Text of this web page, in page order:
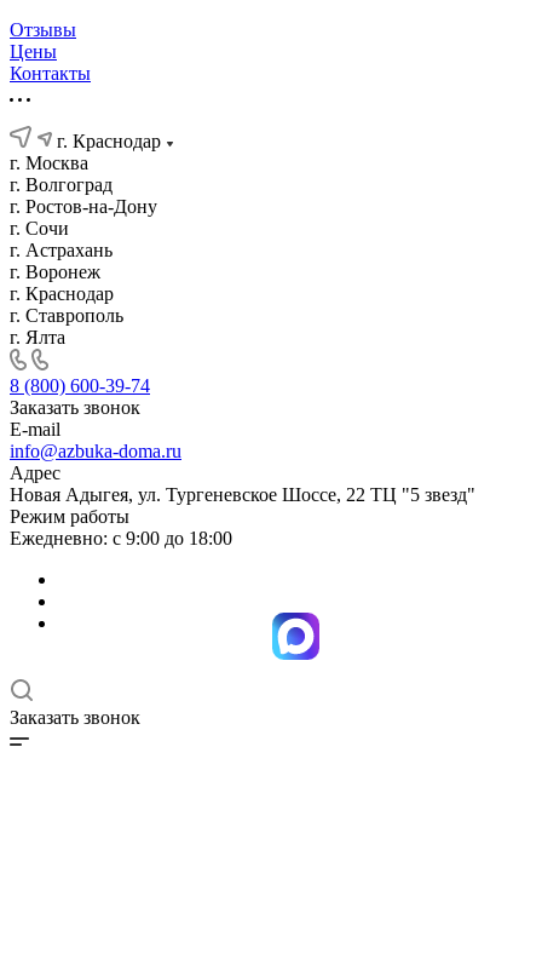
Отзывы
Цены
Контакты
г. Краснодар
г. Москва
г. Волгоград
г. Ростов-на-Дону
г. Сочи
г. Астрахань
г. Воронеж
г. Краснодар
г. Ставрополь
г. Ялта
8 (800) 600-39-74
Заказать звонок
E-mail
info@azbuka-doma.ru
Адрес
Новая Адыгея, ул. Тургеневское Шоссе, 22 ТЦ "5 звезд"
Режим работы
Ежедневно: с 9:00 до 18:00
Заказать звонок